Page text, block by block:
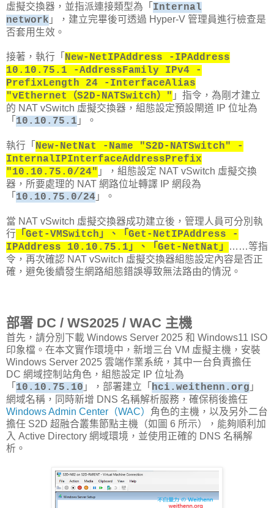
虛擬交換器，並指派連接類型為「 Internal
network 」，建立完畢後可透過 Hyper-V 管理員進行檢查是
否套用生效。
接著，執行「 New-NetIPAddress -IPAddress
10.10.75.1 -AddressFamily IPv4 -
PrefixLength 24 -InterfaceAlias
"vEthernet（S2D-NATSwitch）" 」指令，為剛才建立
的 NAT vSwitch 虛擬交換器，組態設定預設閘道 IP 位址為
「 10.10.75.1 」。
執行「 New-NetNat -Name "S2D-NATSwitch" -
InternalIPInterfaceAddressPrefix
"10.10.75.0/24" 」，組態設定 NAT vSwitch 虛擬交換
器，所要處理的 NAT 網路位址轉譯 IP 網段為
「 10.10.75.0/24 」。
當 NAT vSwitch 虛擬交換器成功建立後，管理人員可分別執
行 「Get-VMSwitch」、「Get-NetIPAddress -
IPAddress 10.10.75.1」、「Get-NetNat」
……等指
令，再次確認 NAT vSwitch 虛擬交換器組態設定內容是否正
確，避免後續發生網路組態錯誤導致無法路由的情況。
部署 DC / WS2025 / WAC 主機
首先，請分別下載 Windows Server 2025 和 Windows11 ISO
印象檔。在本文實作環境中，新增三台 VM 虛擬主機，安裝
Windows Server 2025 雲端作業系統，其中一台負責擔任
DC 網域控制站角色，組態設定 IP 位址為
「 10.10.75.10 」，部署建立「 hci.weithenn.org 」
網域名稱，同時新增 DNS 名稱解析服務，確保稍後擔任
Windows Admin Center（WAC） 角色的主機，以及另外二台
擔任 S2D 超融合叢集節點主機（如圖 6 所示），能夠順利加
入 Active Directory 網域環境，並使用正確的 DNS 名稱解
析。